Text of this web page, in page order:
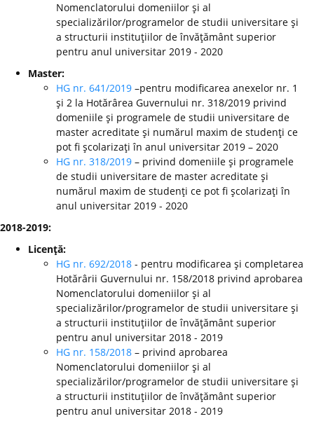
Nomenclatorului domeniilor şi al
specializărilor/programelor de studii universitare şi
a structurii instituţiilor de învăţământ superior
pentru anul universitar 2019 - 2020
Master:
HG nr. 641/2019 –pentru modificarea anexelor nr. 1
şi 2 la Hotărârea Guvernului nr. 318/2019 privind
domeniile şi programele de studii universitare de
master acreditate şi numărul maxim de studenţi ce
pot fi şcolarizaţi în anul universitar 2019 – 2020
HG nr. 318/2019 – privind domeniile şi programele
de studii universitare de master acreditate şi
numărul maxim de studenţi ce pot fi şcolarizaţi în
anul universitar 2019 - 2020
2018-2019:
Licenţă:
HG nr. 692/2018 - pentru modificarea şi completarea
Hotărârii Guvernului nr. 158/2018 privind aprobarea
Nomenclatorului domeniilor şi al
specializărilor/programelor de studii universitare şi
a structurii instituţiilor de învăţământ superior
pentru anul universitar 2018 - 2019
HG nr. 158/2018 – privind aprobarea
Nomenclatorului domeniilor şi al
specializărilor/programelor de studii universitare şi
a structurii instituţiilor de învăţământ superior
pentru anul universitar 2018 - 2019